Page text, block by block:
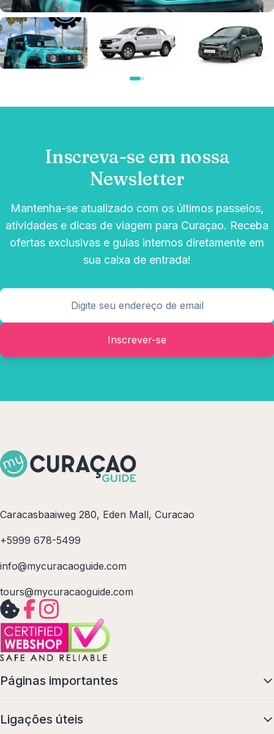
Inscreva-se em nossa
Newsletter
Mantenha-se atualizado com os últimos passeios,
atividades e dicas de viagem para Curaçao. Receba
ofertas exclusivas e guias internos diretamente em
sua caixa de entrada!
Inscrever-se
Caracasbaaiweg 280, Eden Mall, Curacao
+5999 678-5499
info@mycuracaoguide.com
tours@mycuracaoguide.com
Páginas importantes
Ligações úteis